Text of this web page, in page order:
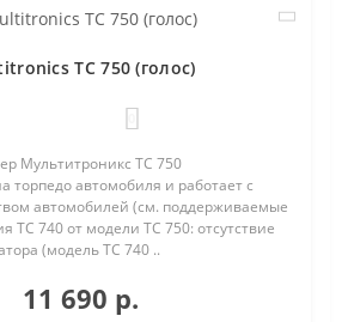
TC 750 (голос)
Мультитроникс TC 750
торпедо автомобиля и работает с
автомобилей (см. поддерживаемые
TC 740 от модели TC 750: отсутствие
(модель TC 740 ..
11 690 р.